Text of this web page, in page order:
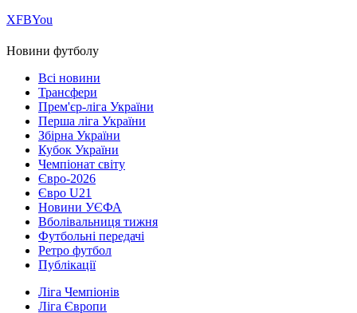
ХFBYou
Новини футболу
Всі новини
Трансфери
Прем'єр-ліга України
Перша ліга України
Збірна України
Кубок України
Чемпіонат світу
Євро-2026
Євро U21
Новини УЄФА
Вболівальниця тижня
Футбольні передачі
Ретро футбол
Публікації
Ліга Чемпіонів
Ліга Європи